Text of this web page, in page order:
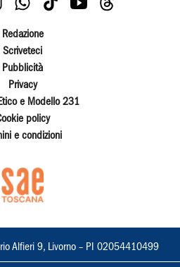
Redazione
Scriveteci
Pubblicità
Privacy
e Modello 231
policy
e condizioni
Alfieri 9, Livorno – PI 02054410499